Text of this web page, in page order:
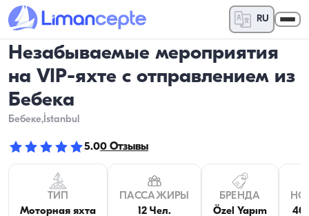
RU
Незабываемые мероприятия
на VIP-яхте с отправлением из
Бебека
Бебеке,İstanbul
5.00 Отзывы
ТИП
Моторная яхта
ПАССАЖИРЫ
12 Чел.
БРЕНДА
Özel Yapım
40